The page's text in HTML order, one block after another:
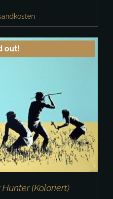
out!
(Koloriert)